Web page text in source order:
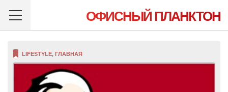
ОФИСНЫЙ ПЛАНКТОН
LIFESTYLE, ГЛАВНАЯ